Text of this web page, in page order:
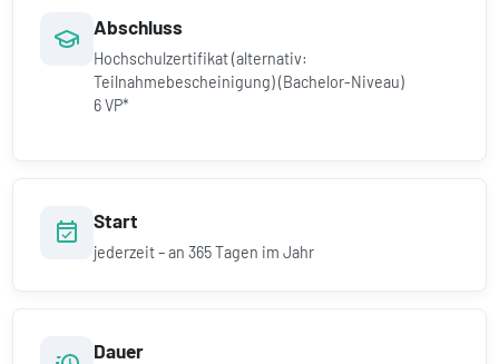
Abschluss
Hochschulzertifikat (alternativ:
Teilnahmebescheinigung) (Bachelor-Niveau)
6 VP*
Start
jederzeit – an 365 Tagen im Jahr
Dauer